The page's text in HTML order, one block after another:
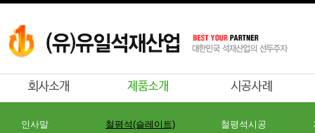
인사말
철평석(슬레이트)
철평석시공